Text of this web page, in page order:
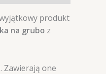
produkt
na grubo z
Zawierają one